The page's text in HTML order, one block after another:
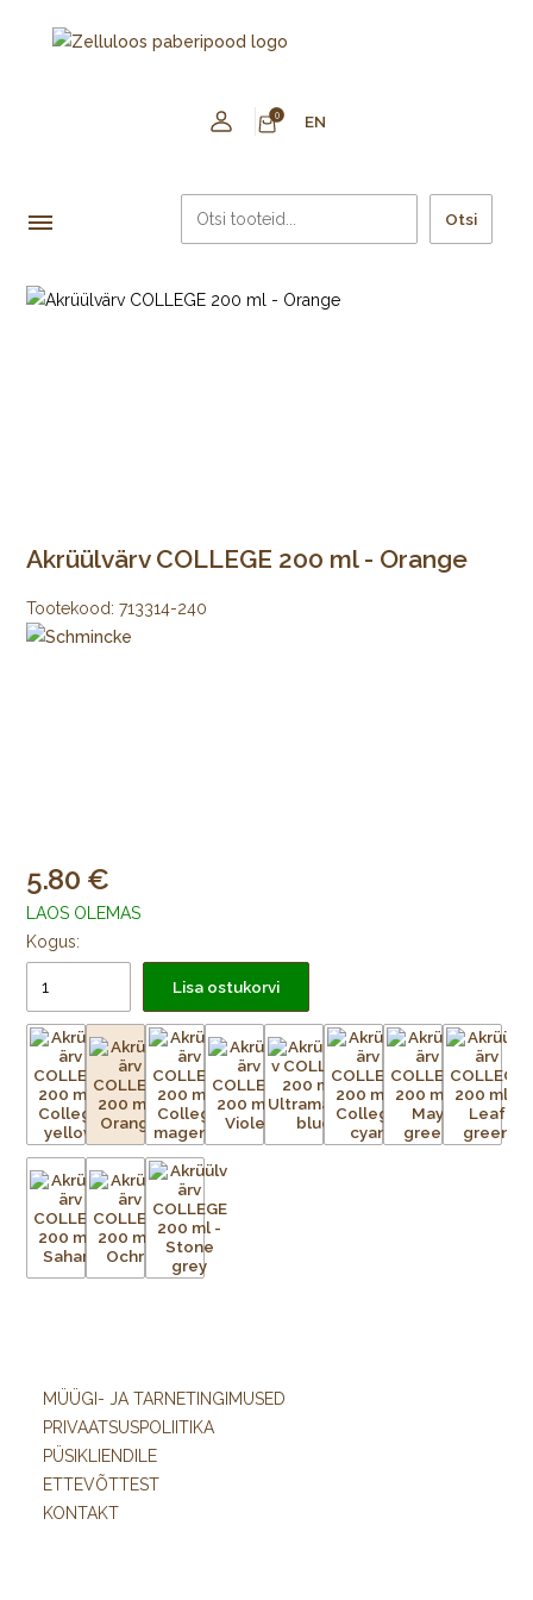
0 EN
Otsi
Akrüülvärv COLLEGE 200 ml - Orange
Tootekood: 713314-240
5.80
LAOS OLEMAS
Kogus:
Lisa ostukorvi
MÜÜGI- JA TARNETINGIMUSED
PRIVAATSUSPOLIITIKA
PÜSIKLIENDILE
ETTEVÕTTEST
KONTAKT